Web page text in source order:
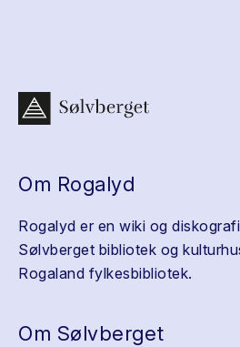
Om Rogalyd
Rogalyd er en wiki og
Sølvberget bibliotek og
Rogaland fylkesbibliotek.
Om Sølvberget